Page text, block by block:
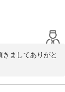
ましてありがと